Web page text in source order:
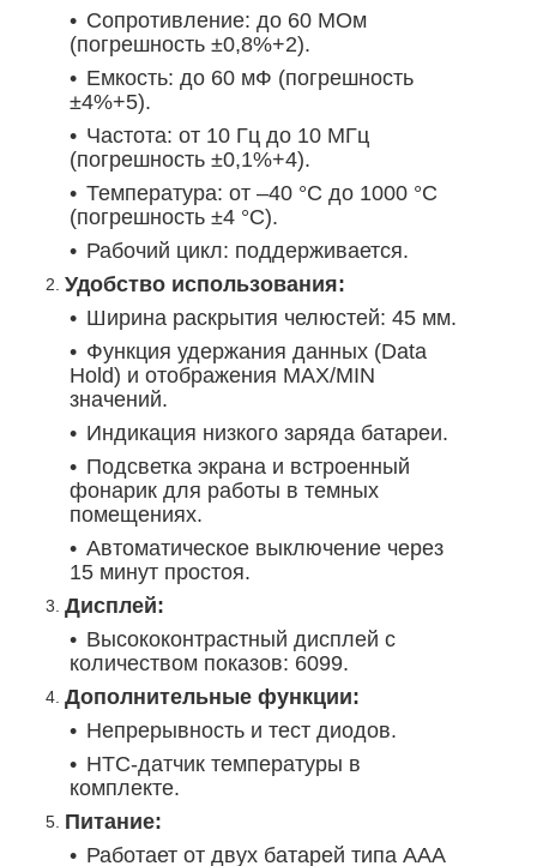
Сопротивление: до 60 МОм
(погрешность ±0,8%+2).
Емкость: до 60 мФ (погрешность
±4%+5).
Частота: от 10 Гц до 10 МГц
(погрешность ±0,1%+4).
Температура: от –40 °C до 1000 °C
(погрешность ±4 °C).
Рабочий цикл: поддерживается.
Удобство использования:
Ширина раскрытия челюстей: 45 мм.
Функция удержания данных (Data
Hold) и отображения MAX/MIN
значений.
Индикация низкого заряда батареи.
Подсветка экрана и встроенный
фонарик для работы в темных
помещениях.
Автоматическое выключение через
15 минут простоя.
Дисплей:
Высококонтрастный дисплей с
количеством показов: 6099.
Дополнительные функции:
Непрерывность и тест диодов.
НТС-датчик температуры в
комплекте.
Питание:
Работает от двух батарей типа AAA